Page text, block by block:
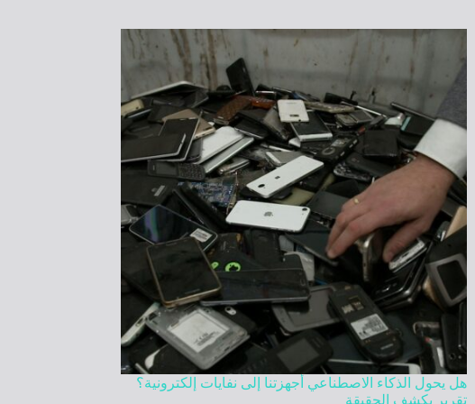
هل يحول الذكاء الاصطناعي أجهزتنا إلى نفايات إلكترونية؟
تقرير يكشف الحقيقة